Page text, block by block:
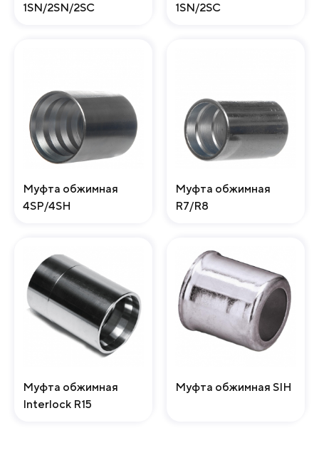
1SN/2SN/2SC
1SN/2SC
Муфта обжимная
4SP/4SH
Муфта обжимная
R7/R8
Муфта обжимная
Interlock R15
Муфта обжимная SIH